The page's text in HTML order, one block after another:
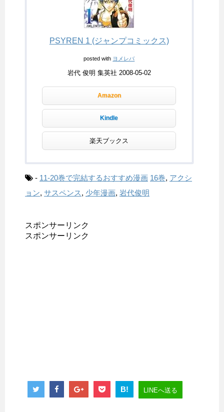
PSYREN 1 (ジャンプコミックス)
posted with ヨメレバ
岩代 俊明 集英社 2008-05-02
Amazon
Kindle
楽天ブックス
- 11-20巻で完結するおすすめ漫画 16巻, アクシ
ョン, サスペンス, 少年漫画, 岩代俊明
スポンサーリンク
スポンサーリンク
B! LINEへ送る